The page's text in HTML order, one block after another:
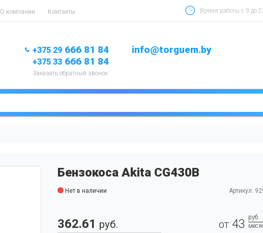
О компании Контакты Время работы с 9 до
+375 29 666 81 84
+375 33 666 81 84
Заказать обратный звонок
info@torguem.by
Бензокоса Akita CG430B
Нет в наличии Артикул:
362.61 руб. от 43
руб.